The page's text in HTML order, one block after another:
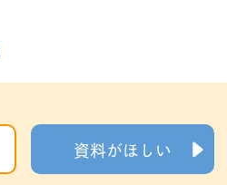
資料がほしい